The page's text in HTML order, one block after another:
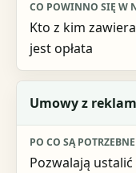
Kto z kim
jest opłata
Umowy z
Pozwalają